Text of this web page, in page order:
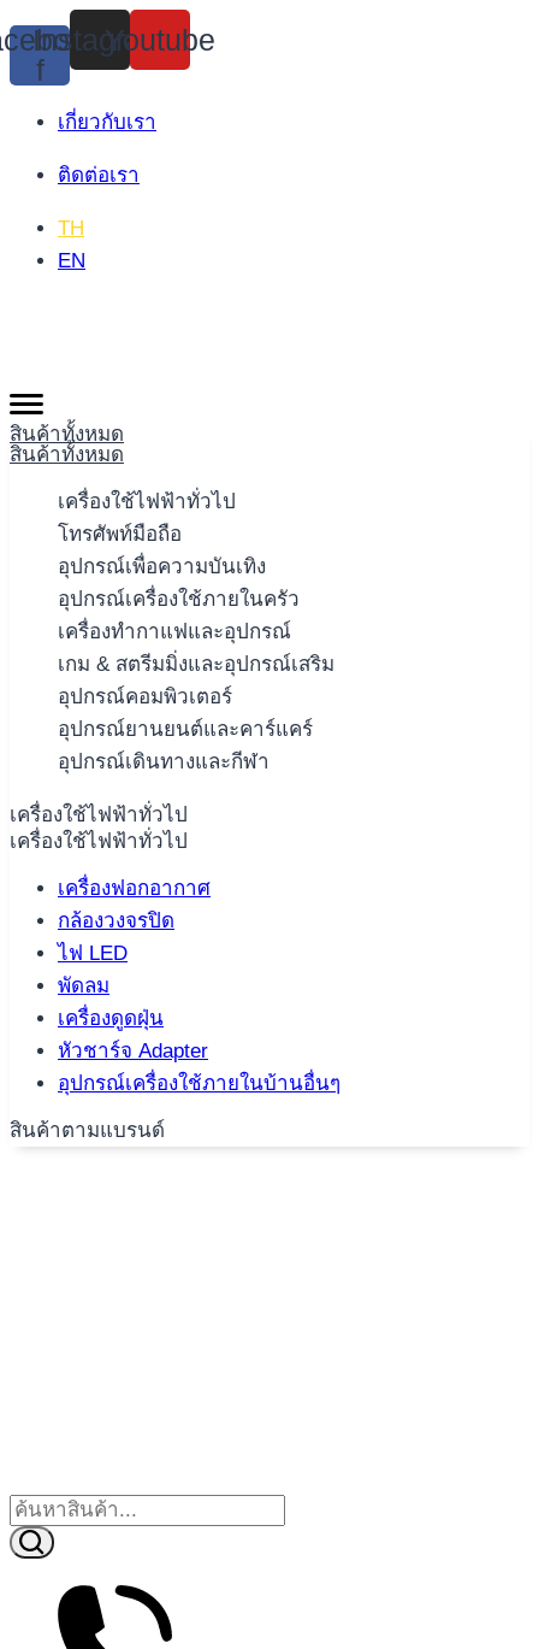
Skip
to
content
f
Instagram
Youtube
เกี่ยวกับเรา
ติดต่อเรา
TH
EN
สินค้าทั้งหมด
สินค้าทั้งหมด
เครื่องใช้ไฟฟ้าทั่วไป
โทรศัพท์มือถือ
อุปกรณ์เพื่อความบันเทิง
อุปกรณ์เครื่องใช้ภายในครัว
เครื่องทำกาแฟและอุปกรณ์
เกม & สตรีมมิ่งและอุปกรณ์เสริม
อุปกรณ์คอมพิวเตอร์
อุปกรณ์ยานยนต์และคาร์แคร์
อุปกรณ์เดินทางและกีฬา
เครื่องใช้ไฟฟ้าทั่วไป
เครื่องใช้ไฟฟ้าทั่วไป
เครื่องฟอกอากาศ
กล้องวงจรปิด
ไฟ LED
พัดลม
เครื่องดูดฝุ่น
หัวชาร์จ Adapter
อุปกรณ์เครื่องใช้ภายในบ้านอื่นๆ
สินค้าตามแบรนด์